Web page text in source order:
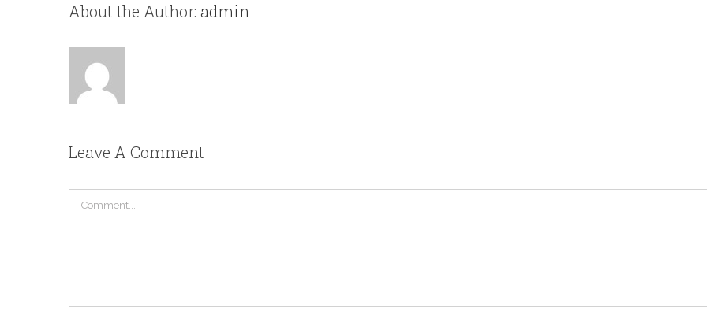
About the Author: admin
Leave A Comment
Comment